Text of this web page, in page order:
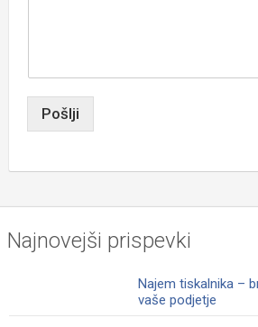
Pošlji
Najnovejši prispevki
Najem tiskalnika –
vaše podjetje